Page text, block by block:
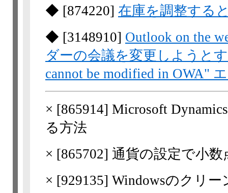
◆ [874220] 在庫を調整する
◆ [3148910] Outlook on the
ダーの会議を変更しようと
cannot be modified in OWA"
× [865914] Microsoft
る方法
× [865702] 通貨の設定で小
× [929135] Windowsのクリ